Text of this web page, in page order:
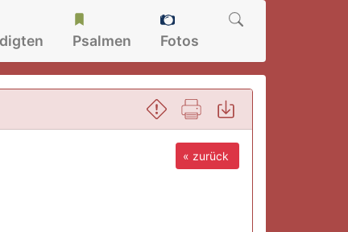
Psalmen Fotos
« zurück